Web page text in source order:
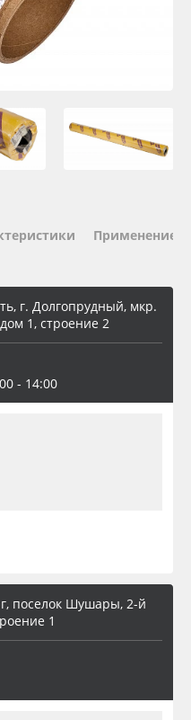
Применение
г. Долгопрудный, мкр.
1, строение 2
- 14:00
поселок Шушары, 2-й
1